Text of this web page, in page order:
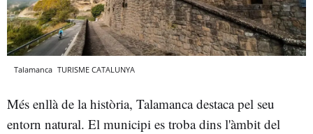
Talamanca TURISME CATALUNYA
Més enllà de la història, Talamanca destaca pel seu
entorn natural. El municipi es troba dins l'àmbit del